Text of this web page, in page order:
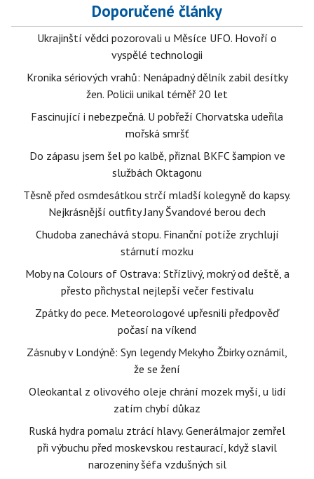
Doporučené články
Ukrajinští vědci pozorovali u Měsíce UFO. Hovoří o
vyspělé technologii
Kronika sériových vrahů: Nenápadný dělník zabil desítky
žen. Policii unikal téměř 20 let
Fascinující i nebezpečná. U pobřeží Chorvatska udeřila
mořská smršť
Do zápasu jsem šel po kalbě, přiznal BKFC šampion ve
službách Oktagonu
Těsně před osmdesátkou strčí mladší kolegyně do kapsy.
Nejkrásnější outfity Jany Švandové berou dech
Chudoba zanechává stopu. Finanční potíže zrychlují
stárnutí mozku
Moby na Colours of Ostrava: Střízlivý, mokrý od deště, a
přesto přichystal nejlepší večer festivalu
Zpátky do pece. Meteorologové upřesnili předpověď
počasí na víkend
Zásnuby v Londýně: Syn legendy Mekyho Žbirky oznámil,
že se žení
Oleokantal z olivového oleje chrání mozek myší, u lidí
zatím chybí důkaz
Ruská hydra pomalu ztrácí hlavy. Generálmajor zemřel
při výbuchu před moskevskou restaurací, když slavil
narozeniny šéfa vzdušných sil